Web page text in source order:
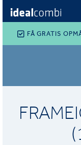
FÅ GRATIS